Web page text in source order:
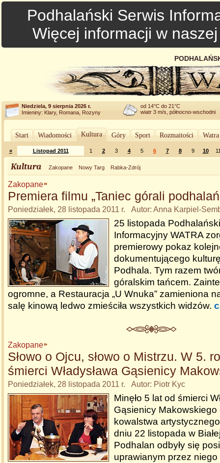
Podhalański Serwis
Więcej informacji w
Niedziela, 9 sierpnia 2026 r.
Imieniny: Klary, Romana, Rozyny
od 14°C do 21°C
wiatr 3 m/s, północno-wschodni
Start Wiadomości Kultura Góry Sport Rozmaitości
« Listopad 2011 1 2 3 4 5 6 7 8 9 10
Kultura Zakopane Nowy Targ Rabka-Zdrój
Zakopane
Premiera filmu „Taniec górali
Poniedziałek, 28 listopada 2011 r. Autor: Anna Karpiel-
25 listopada
Informacyjny WATRA
premierowy pokaz
dokumentującego
Podhala. Tym razem
góralskim tańcem.
ogromne, a Restauracja „U Wnuka” zamieniona
salę kinową ledwo zmieściła wszystkich widzów.
Zakopane
Słowo o Ojcu, słowo o Mistrzu. W 5.
śmierci Władysława Gąsienicy
Poniedziałek, 28 listopada 2011 r. Autor: Piotr Kyc
Minęło 5 lat od śmierci
Gąsienicy Makowskiego
kowalstwa
dniu 22 listopada w
Podhalan odbyły się
uprawianym przez